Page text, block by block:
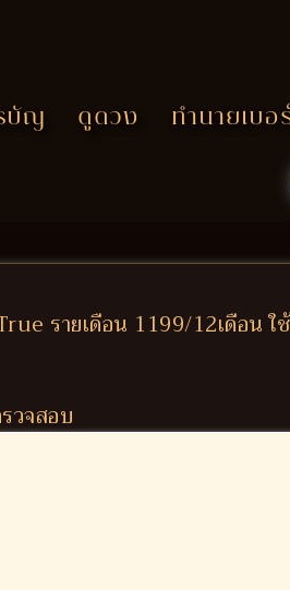
บัญ ดูดวง ทำนายเบอ
รายเดือน 1199/12เดือน ใ
วจสอบ